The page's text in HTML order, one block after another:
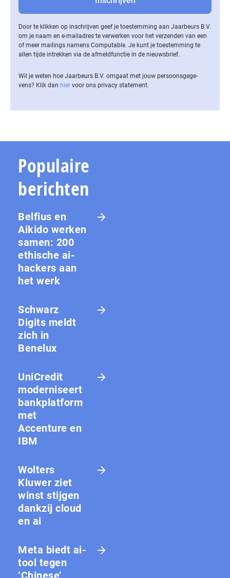
Door te klikken op inschrijven geef je toestemming aan Jaarbeurs B.V.
om je naam en e-mailadres te verwerken voor het verzenden van een
of meer mailings namens Computable. Je kunt je toestemming te
allen tijde intrekken via de af­meld­func­tie in de nieuwsbrief.
Wil je weten hoe Jaarbeurs B.V. omgaat met jouw per­soons­ge­ge­
vens? Klik dan hier voor ons privacy statement.
Populaire
berichten
Belfius en
Aikido werken
samen: 200
ethische ai-
hackers aan
het werk
Schwarz
Digits meldt
zich in
Benelux
UniCredit
moderniseert
bankplatform
met
Accenture en
IBM
Wolters
Kluwer ziet
winst stijgen
dankzij cloud
en ai
Meta biedt ai-
tool tegen
‘Chinese’